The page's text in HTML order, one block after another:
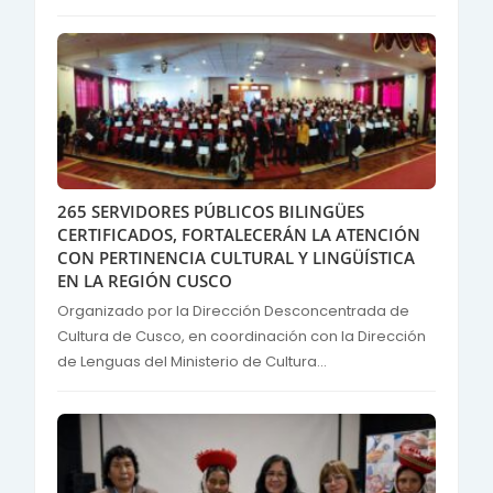
265 SERVIDORES PÚBLICOS BILINGÜES
CERTIFICADOS, FORTALECERÁN LA ATENCIÓN
CON PERTINENCIA CULTURAL Y LINGÜÍSTICA
EN LA REGIÓN CUSCO
Organizado por la Dirección Desconcentrada de
Cultura de Cusco, en coordinación con la Dirección
de Lenguas del Ministerio de Cultura...